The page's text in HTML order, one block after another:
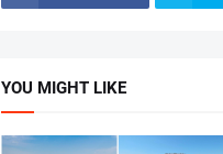
YOU MIGHT LIKE